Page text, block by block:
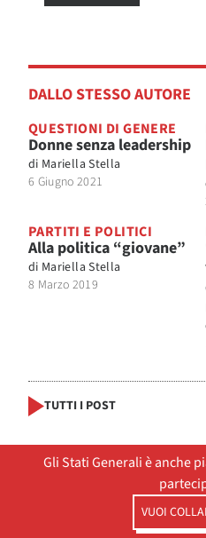
DALLO STESSO AUTORE
QUESTIONI DI GENERE
Donne senza leadership
di Mariella Stella
6 Giugno 2021
PARTITI E POLITICI
Alla politica “giovane”
di Mariella Stella
8 Marzo 2019
TUTTI I POST
Gli Stati Generali è anche
VUOI